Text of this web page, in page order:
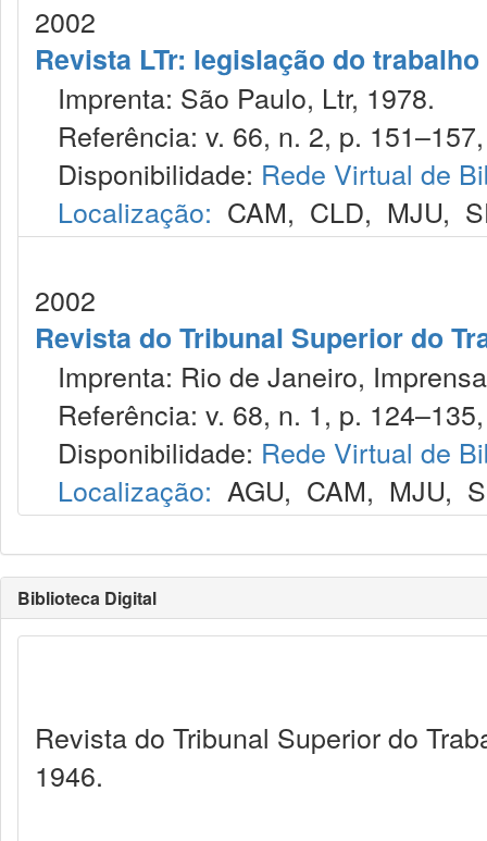
2002
Revista LTr: legislação do trabalho
Imprenta: São Paulo, Ltr, 1978.
Referência: v. 66, n. 2, p.
Disponibilidade: Rede Virtual de
Localização: CAM, CLD, MJU,
2002
Revista do Tribunal Superior do
Imprenta: Rio de Janeiro,
Referência: v. 68, n. 1, p.
Disponibilidade: Rede Virtual de
Localização: AGU, CAM, MJU,
Biblioteca Digital
Revista do Tribunal Superior do
1946.